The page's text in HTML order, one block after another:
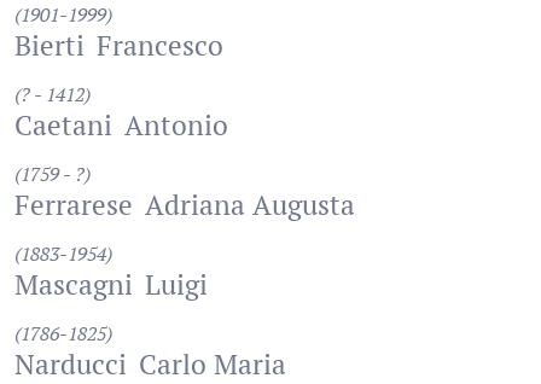
(1901-1999)
Bierti Francesco
(? - 1412)
Caetani Antonio
(1759 - ?)
Ferrarese Adriana Augusta
(1883-1954)
Mascagni Luigi
(1786-1825)
Narducci Carlo Maria